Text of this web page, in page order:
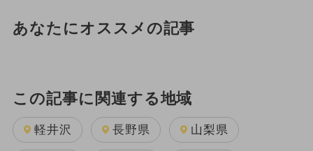
あなたにオススメの記事
この記事に関連する地域
軽井沢 長野県 山梨県